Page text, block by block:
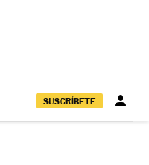
SUSCRÍBETE